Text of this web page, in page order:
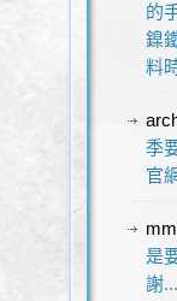
的
鎳
料
季
官
是
謝...